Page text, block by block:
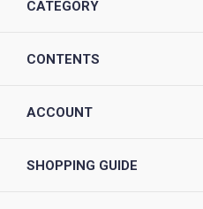
CATEGORY
CONTENTS
ACCOUNT
SHOPPING GUIDE